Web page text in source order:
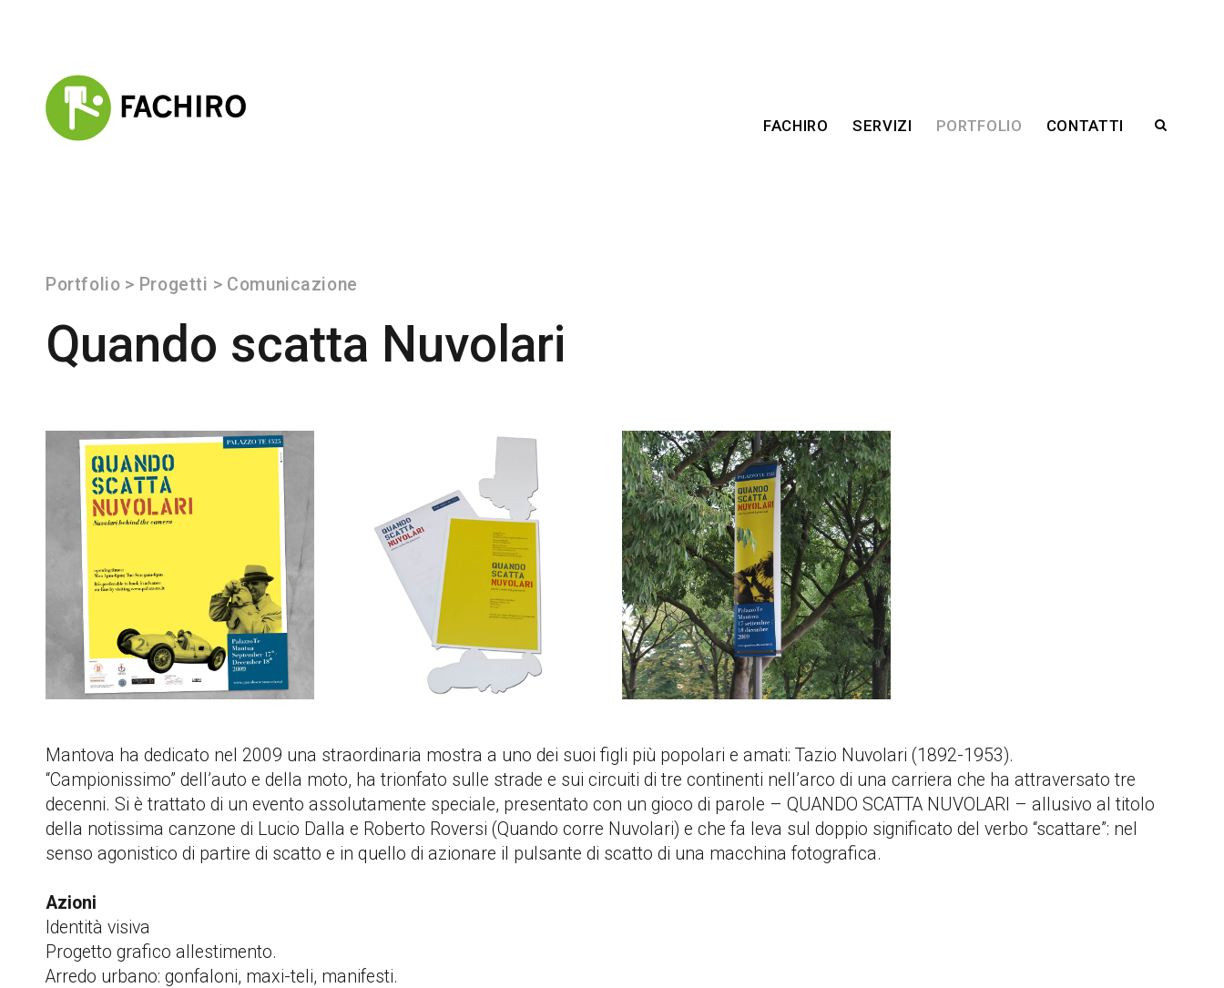
FACHIRO SERVIZI PORTFOLIO CONTATTI
Portfolio > Progetti > Comunicazione
Quando scatta Nuvolari
Mantova ha dedicato nel 2009 una straordinaria mostra a uno dei suoi figli più popolari e amati: Tazio Nuvolari (1892-1953).
“Campionissimo” dell’auto e della moto, ha trionfato sulle strade e sui circuiti di tre continenti nell’arco di una carriera che ha attraversato tre
decenni. Si è trattato di un evento assolutamente speciale, presentato con un gioco di parole – QUANDO SCATTA NUVOLARI – allusivo al titolo
della notissima canzone di Lucio Dalla e Roberto Roversi (Quando corre Nuvolari) e che fa leva sul doppio significato del verbo “scattare”: nel
senso agonistico di partire di scatto e in quello di azionare il pulsante di scatto di una macchina fotografica.
Azioni
Identità visiva
Progetto grafico allestimento.
Arredo urbano: gonfaloni, maxi-teli, manifesti.